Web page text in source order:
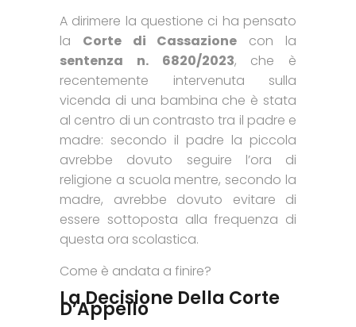
A dirimere la questione ci ha pensato
la Corte di Cassazione con la
sentenza n. 6820/2023, che è
recentemente intervenuta sulla
vicenda di una bambina che è stata
al centro di un contrasto tra il padre e
madre: secondo il padre la piccola
avrebbe dovuto seguire l’ora di
religione a scuola mentre, secondo la
madre, avrebbe dovuto evitare di
essere sottoposta alla frequenza di
questa ora scolastica.
Come è andata a finire?
La Decisione Della Corte
D’Appello